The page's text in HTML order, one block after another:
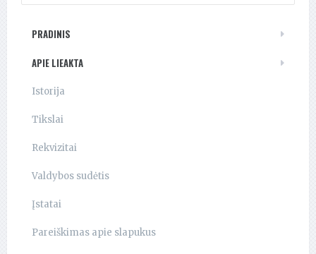
PRADINIS
APIE LIEAKTA
Istorija
Tikslai
Rekvizitai
Valdybos sudėtis
Įstatai
Pareiškimas apie slapukus